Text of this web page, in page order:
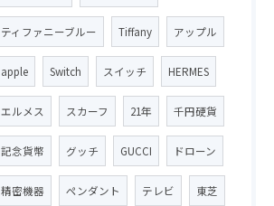
ティファニーブルー Tiffany アップル
apple Switch スイッチ HERMES
エルメス スカーフ 21年 千円硬貨
記念貨幣 グッチ GUCCI ドローン
精密機器 ペンダント テレビ 東芝